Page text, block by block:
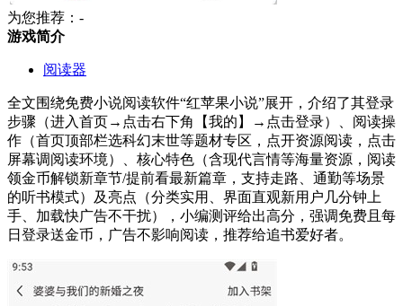
为您推荐：-
游戏简介
阅读器
全文围绕免费小说阅读软件“红苹果小说”展开，介绍了其登录
步骤（进入首页→点击右下角【我的】→点击登录）、阅读操
作（首页顶部栏选科幻末世等题材专区，点开资源阅读，点击
屏幕调阅读环境）、核心特色（含现代言情等海量资源，阅读
领金币解锁新章节/提前看最新篇章，支持走路、通勤等场景
的听书模式）及亮点（分类实用、界面直观新用户几分钟上
手、加载快广告不干扰），小编测评给出高分，强调免费且每
日登录送金币，广告不影响阅读，推荐给追书爱好者。